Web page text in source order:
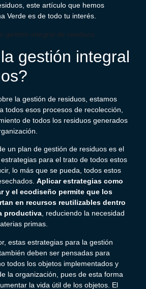
este artículo que hemos
Verde es de todo tu interés.
gestión integral
la gestión de residuos, estamos
todos esos procesos de recolección,
de todos los residuos generados
un plan de gestión de residuos es el
para el trato de todos estos
lo más que se pueda, todos estos
Aplicar estrategias como
y el ecodiseño permite que los
en recursos reutilizables dentro
productiva, reduciendo la necesidad
primas.
estas estrategias para la gestión
deben ser pensadas para
todos los objetos implementados y
la organización, pues de esta forma
la vida útil de los objetos. El